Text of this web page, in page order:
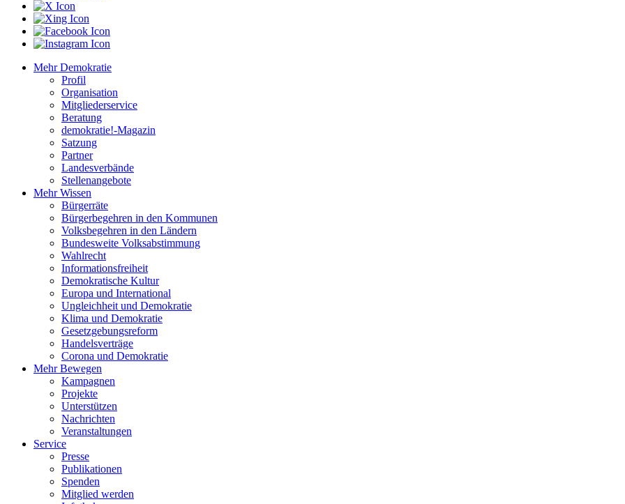
Mehr Demokratie
Profil
Organisation
Mitgliederservice
Beratung
demokratie!-Magazin
Satzung
Partner
Landesverbände
Stellenangebote
Mehr Wissen
Bürgerräte
Bürgerbegehren in den Kommunen
Volksbegehren in den Ländern
Bundesweite Volksabstimmung
Wahlrecht
Informationsfreiheit
Demokratische Kultur
Europa und International
Ungleichheit und Demokratie
Klima und Demokratie
Gesetzgebungsreform
Handelsverträge
Corona und Demokratie
Mehr Bewegen
Kampagnen
Projekte
Unterstützen
Nachrichten
Veranstaltungen
Service
Presse
Publikationen
Spenden
Mitglied werden